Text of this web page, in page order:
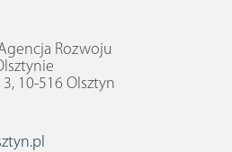
Rozwoju
3, 10-516 Olsztyn